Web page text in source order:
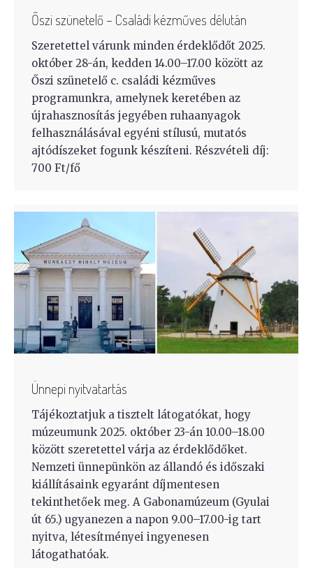
Őszi szünetelő – Családi kézműves délután
Szeretettel várunk minden érdeklődőt 2025.
október 28-án, kedden 14.00–17.00 között az
Őszi szünetelő c. családi kézműves
programunkra, amelynek keretében az
újrahasznosítás jegyében ruhaanyagok
felhasználásával egyéni stílusú, mutatós
ajtódíszeket fogunk készíteni. Részvételi díj:
700 Ft/fő
Ünnepi nyitvatartás
Tájékoztatjuk a tisztelt látogatókat, hogy
múzeumunk 2025. október 23-án 10.00–18.00
között szeretettel várja az érdeklődőket.
Nemzeti ünnepünkön az állandó és időszaki
kiállításaink egyaránt díjmentesen
tekinthetőek meg. A Gabonamúzeum (Gyulai
út 65.) ugyanezen a napon 9.00–17.00-ig tart
nyitva, létesítményei ingyenesen
látogathatóak.